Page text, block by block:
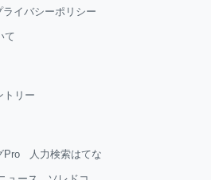
ライバシーポリシー
て
トリー
Pro 人力検索はてな